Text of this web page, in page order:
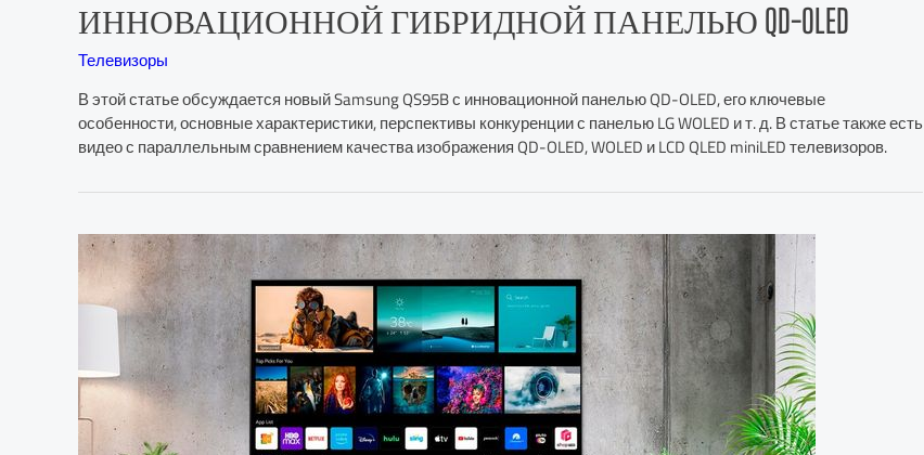
ИННОВАЦИОННОЙ ГИБРИДНОЙ ПАНЕЛЬЮ QD-OLED
Телевизоры
В этой статье обсуждается новый Samsung QS95B с инновационной панелью QD-OLED, его ключевые
особенности, основные характеристики, перспективы конкуренции с панелью LG WOLED и т. д. В статье также есть
видео с параллельным сравнением качества изображения QD-OLED, WOLED и LCD QLED miniLED телевизоров.